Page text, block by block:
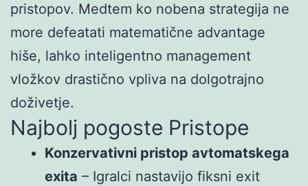
pristopov. Medtem ko nobena strategija ne
more defeatati matematične advantage
hiše, lahko inteligentno management
vložkov drastično vpliva na dolgotrajno
doživetje.
Najbolj pogoste Pristope
Konzervativni pristop avtomatskega
exita – Igralci nastavijo fiksni exit